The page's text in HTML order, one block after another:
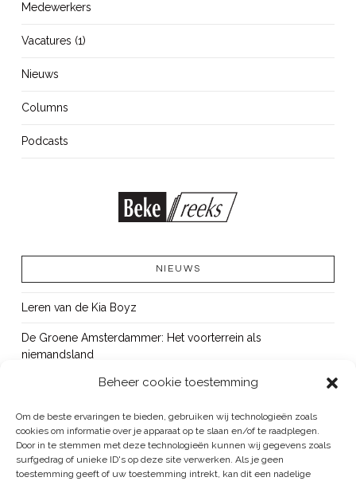
Beheer cookie toestemming
Om de beste ervaringen te bieden, gebruiken wij technologieën zoals
cookies om informatie over je apparaat op te slaan en/of te raadplegen.
Door in te stemmen met deze technologieën kunnen wij gegevens zoals
surfgedrag of unieke ID's op deze site verwerken. Als je geen
toestemming geeft of uw toestemming intrekt, kan dit een nadelige
Medewerkers
Vacatures (1)
Nieuws
Columns
Podcasts
NIEUWS
Leren van de Kia Boyz
De Groene Amsterdammer: Het voorterrein als
niemandsland
Cursus Wapens op school: signaleren, duiden en handelen
OUT!
Bureau Beke ontwikkelt jeugdmonitor Aruba